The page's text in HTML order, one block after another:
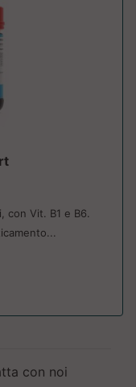
con Vit. B1 e B6.
con noi